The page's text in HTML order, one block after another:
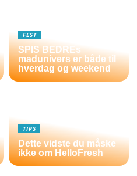
FEST
SPIS BEDREs
madunivers er både til
hverdag og weekend
TIPS
Dette vidste du måske
ikke om HelloFresh